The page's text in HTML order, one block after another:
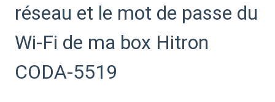
réseau et le mot de passe du
Wi-Fi de ma box Hitron
CODA-5519